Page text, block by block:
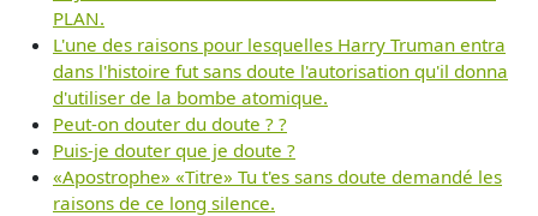
PLAN.
L'une des raisons pour lesquelles Harry Truman entra
dans l'histoire fut sans doute l'autorisation qu'il donna
d'utiliser de la bombe atomique.
Peut-on douter du doute ? ?
Puis-je douter que je doute ?
«Apostrophe» «Titre» Tu t'es sans doute demandé les
raisons de ce long silence.